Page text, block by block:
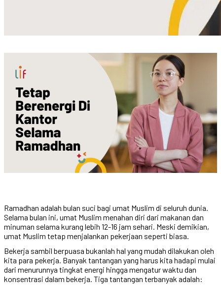
Ramadhan adalah bulan suci bagi umat Muslim di seluruh dunia.
Selama bulan ini, umat Muslim menahan diri dari makanan dan
minuman selama kurang lebih 12-16 jam sehari. Meski demikian,
umat Muslim tetap menjalankan pekerjaan seperti biasa.
Bekerja sambil berpuasa bukanlah hal yang mudah dilakukan oleh
kita para pekerja. Banyak tantangan yang harus kita hadapi mulai
dari menurunnya tingkat energi hingga mengatur waktu dan
konsentrasi dalam bekerja. Tiga tantangan terbanyak adalah: